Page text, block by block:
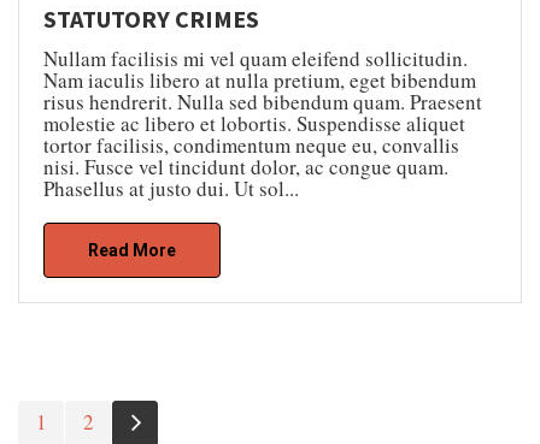
STATUTORY CRIMES
Nullam facilisis mi vel quam eleifend sollicitudin.
Nam iaculis libero at nulla pretium, eget bibendum
risus hendrerit. Nulla sed bibendum quam. Praesent
molestie ac libero et lobortis. Suspendisse aliquet
tortor facilisis, condimentum neque eu, convallis
nisi. Fusce vel tincidunt dolor, ac congue quam.
Phasellus at justo dui. Ut sol...
Read More
1 2